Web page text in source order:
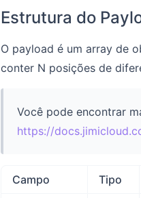
Estrutura do
O payload é um array de
conter N posições de
Você pode encontrar
https://
Campo Tipo